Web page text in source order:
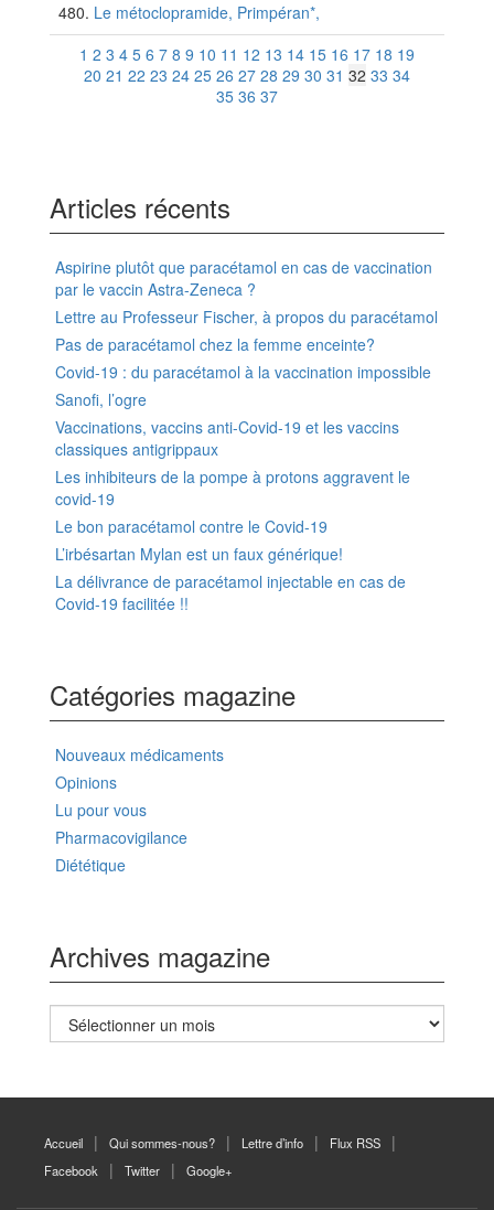
Le métoclopramide, Primpéran*,
1 2 3 4 5 6 7 8 9 10 11 12 13 14 15 16 17 18 19
20 21 22 23 24 25 26 27 28 29 30 31 32 33 34
35 36 37
Articles récents
Aspirine plutôt que paracétamol en cas de vaccination
par le vaccin Astra-Zeneca ?
Lettre au Professeur Fischer, à propos du paracétamol
Pas de paracétamol chez la femme enceinte?
Covid-19 : du paracétamol à la vaccination impossible
Sanofi, l’ogre
Vaccinations, vaccins anti-Covid-19 et les vaccins
classiques antigrippaux
Les inhibiteurs de la pompe à protons aggravent le
covid-19
Le bon paracétamol contre le Covid-19
L’irbésartan Mylan est un faux générique!
La délivrance de paracétamol injectable en cas de
Covid-19 facilitée !!
Catégories magazine
Nouveaux médicaments
Opinions
Lu pour vous
Pharmacovigilance
Diététique
Archives magazine
Archives
magazine
Accueil Qui sommes-nous? Lettre d’info
Flux RSS
Facebook
Twitter Google+